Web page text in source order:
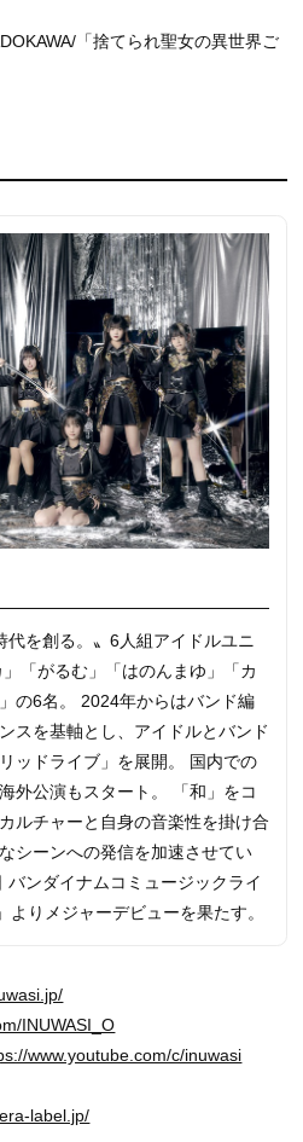
「捨てられ聖女の異世界ご
を創る。〟6人組アイドルユニ
「がるむ」「はのんまゆ」「カ
の6名。 2024年からはバンド編
スを基軸とし、アイドルとバンド
ッドライブ」を展開。 国内での
外公演もスタート。 「和」をコ
ルチャーと自身の音楽性を掛け合
シーンへの発信を加速させてい
ンダイナムコミュージックライ
りメジャーデビューを果たす。
INUWASI_O
www.youtube.com/c/inuwasi
label.jp/